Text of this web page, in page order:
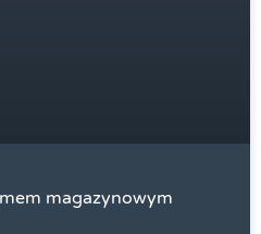
magazynowym